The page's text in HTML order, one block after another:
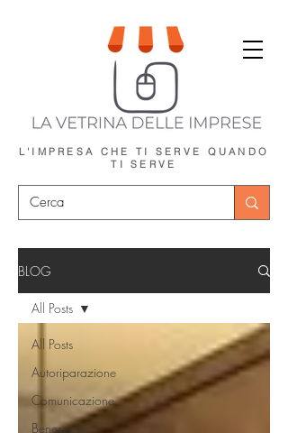
L'IMPRESA CHE TI SERVE QUANDO
TI SERVE
BLOG
All Posts
Autoriparazione
Comunicazione
Benessere
All Posts